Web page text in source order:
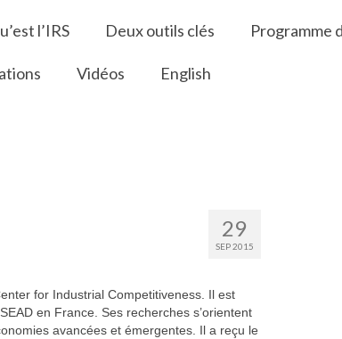
l’IRS Deux outils clés Programme
Vidéos English
29
SEP 2015
for Industrial Competitiveness. Il est
en France. Ses recherches s’orientent
avancées et émergentes. Il a reçu le